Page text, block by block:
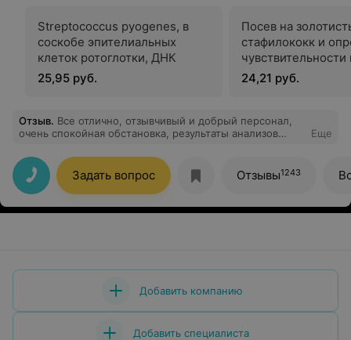
Streptococcus pyogenes, в
соскобе эпителиальных
клеток ротоглотки, ДНК
25,95 руб.
Посев на
стафилококк и
чувствительности
антибиотикам
24,21 руб.
Отзыв. Все отлично, отзывчивый и добрый персонал,
очень спокойная обстановка, результаты анализов
Очень довольна.
Еще
Задать вопрос Отзывы1243
Добавить компанию
Добавить специалиста